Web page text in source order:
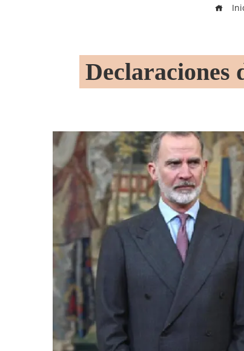
Declaraciones